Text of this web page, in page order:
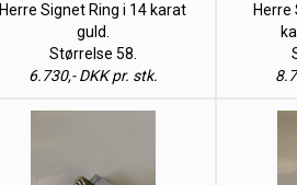
Herre Signet Ring i 14 karat
guld.
Størrelse 58.
6.730,- DKK pr. stk.
Herre